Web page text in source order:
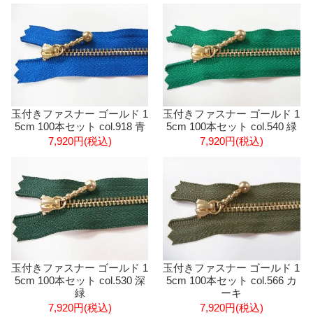
玉付きファスナー ゴールド 1
5cm 100本セット col.918 青
7,920円(税込)
玉付きファスナー ゴールド 1
5cm 100本セット col.540 緑
7,920円(税込)
玉付きファスナー ゴールド 1
5cm 100本セット col.530 深
緑
7,920円(税込)
玉付きファスナー ゴールド 1
5cm 100本セット col.566 カ
ーキ
7,920円(税込)